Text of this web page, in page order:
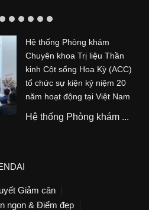
Hệ thống Phòng khám
Chuyên khoa Trị liệu Thần
kinh Cột sống Hoa Kỳ (ACC)
tổ chức sự kiện kỷ niệm 20
năm hoạt động tại Việt Nam
Hệ thống Phòng khám ...
Giảm cân
ngon & Điểm đẹp